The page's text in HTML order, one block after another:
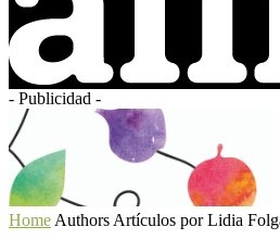
- Publicidad -
Home Authors Artículos por Lidia